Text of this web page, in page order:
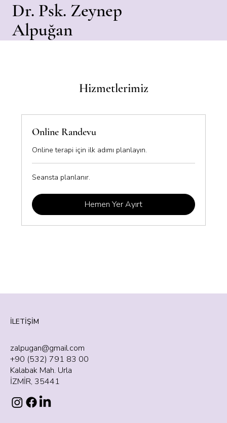
Dr. Psk. Zeynep
Alpuğan
Hizmetlerimiz
Online Randevu
Online terapi için ilk adımı planlayın.
Seansta
planlanır.
Seansta planlanır.
Hemen Yer Ayırt
İLETİŞİM
zalpugan@gmail.com
+90 (532) 791 83 00
Kalabak Mah. Urla
İZMİR, 35441